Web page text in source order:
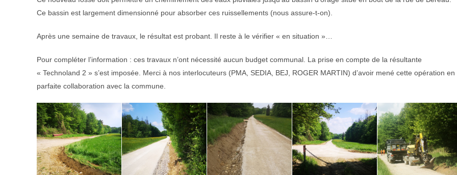
Ce bassin est largement dimensionné pour absorber ces ruissellements (nous assure-t-on).
Après une semaine de travaux, le résultat est probant. Il reste à le vérifier « en situation »…
Pour compléter l’information : ces travaux n’ont nécessité aucun budget communal. La prise en compte de la résultante
« Technoland 2 » s’est imposée. Merci à nos interlocuteurs (PMA, SEDIA, BEJ, ROGER MARTIN) d’avoir mené cette opération en
parfaite collaboration avec la commune.